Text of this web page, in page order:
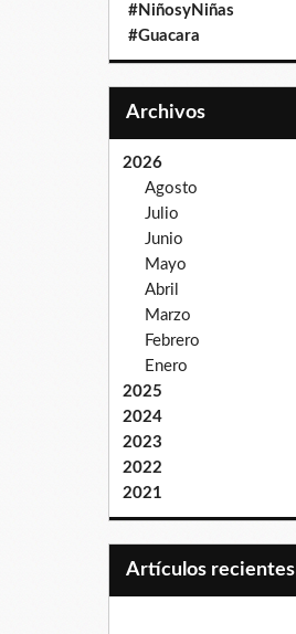
#NiñosyNiñas
#Guacara
Archivos
2026
Agosto
Julio
Junio
Mayo
Abril
Marzo
Febrero
Enero
2025
2024
2023
2022
2021
Artículos recientes